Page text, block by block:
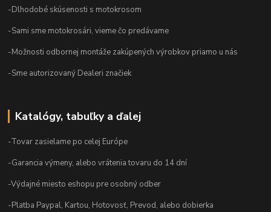
-Dlhodobé skúsenosti s motokrosom
-Sami sme motokrosári, vieme čo predávame
-Možnosti odbornej montáže zakúpených výrobkov priamo u nás
-Sme autorizovaný Dealeri značiek
Katalógy, tabuľky a ďalej
-Tovar zasielame po celej Európe
-Garancia výmeny, alebo vrátenia tovaru do 14 dní
-Výdajné miesto eshopu pre osobný odber
-Platba Paypal, Kartou, Hotovosť, Prevod, alebo dobierka